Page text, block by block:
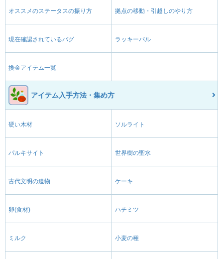
オススメのステータスの振り方 拠点の移動・引越しのやり方
現在確認されているバグ ラッキーパル
換金アイテム一覧
アイテム入手方法・集め方
硬い木材 ソルライト
パルキサイト 世界樹の聖水
古代文明の遺物 ケーキ
卵(食材) ハチミツ
ミルク 小麦の種